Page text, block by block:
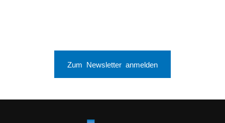
Zum Newsletter anmelden